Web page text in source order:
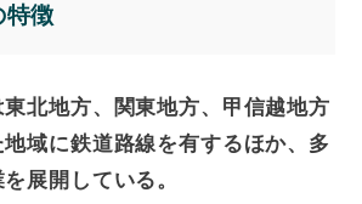
徴
東北地方、関東地方、甲信越地方
域に鉄道路線を有するほか、多
展開している。